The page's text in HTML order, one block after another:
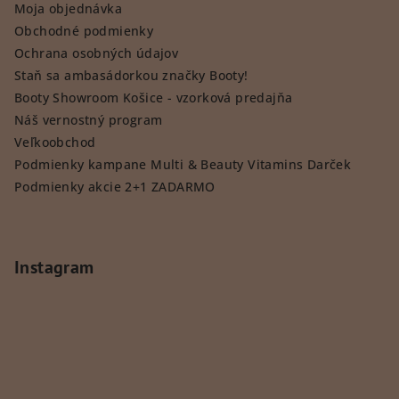
Moja objednávka
Obchodné podmienky
Ochrana osobných údajov
Staň sa ambasádorkou značky Booty!
Booty Showroom Košice - vzorková predajňa
Náš vernostný program
Veľkoobchod
Podmienky kampane Multi & Beauty Vitamins Darček
Podmienky akcie 2+1 ZADARMO
Instagram